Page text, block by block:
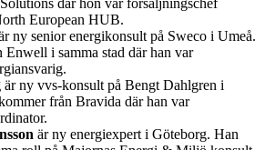
European HUB.
ny senior energikonsult på Sweco i Umeå.
i samma stad där han var
är ny vvs-konsult på Bengt Dahlgren i
från Bravida där han var
är ny energiexpert i Göteborg. Han